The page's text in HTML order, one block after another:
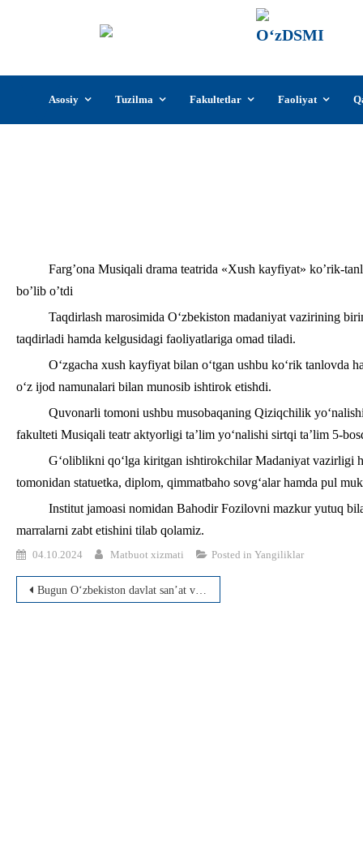
content
Asosiy Tuzilma Fakultetlar Faoliyat
Farg’ona Musiqali drama teatrida «Xush kayfiyat» ko’rik-
bo’lib o’tdi
Taqdirlash marosimida O‘zbekiston madaniyat vazirining
taqdirladi hamda kelgusidagi faoliyatlariga omad tiladi.
O‘zgacha xush kayfiyat bilan o‘tgan ushbu ko‘rik tanlovda
o‘z ijod namunalari bilan munosib ishtirok etishdi.
Quvonarli tomoni ushbu musobaqaning Qiziqchilik
fakulteti Musiqali teatr aktyorligi ta’lim yoʻnalishi sirtqi ta’lim 5-
G‘oliblikni qo‘lga kiritgan ishtirokchilar Madaniyat vazirligi
tomonidan statuetka, diplom, qimmatbaho sovg‘alar hamda pul
Institut jamoasi nomidan Bahodir Fozilovni mazkur yutuq
marralarni zabt etishini tilab qolamiz.
04.10.2024 Matbuot xizmati Posted in Yangiliklar
Post
Bugun O‘zbekiston davlat san’at va madaniyat instituti rektori rahbarligida institutning barcha prorektorlari, bo‘lim boshliqlari, fakultet dekanlari va kafedra mudirlari ishtirokida navbatdagi yigʻilish boʻlib oʻtdi.